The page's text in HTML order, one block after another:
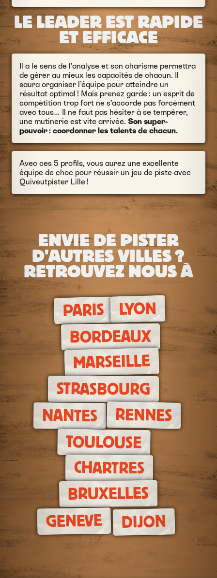
LE LEADER EST RAPIDE
ET EFFICACE
Il a le sens de l’analyse et son charisme permettra
de gérer au mieux les capacités de chacun. Il
saura organiser l’équipe pour atteindre un
résultat optimal ! Mais prenez garde : un esprit de
compétition trop fort ne s’accorde pas forcément
avec tous… Il ne faut pas hésiter à se tempérer,
une mutinerie est vite arrivée. Son super-
pouvoir : coordonner les talents de chacun.
Avec ces 5 profils, vous aurez une excellente
équipe de choc pour réussir un jeu de piste avec
Quiveutpister Lille !
ENVIE DE PISTER
D'AUTRES VILLES ?
RETROUVEZ NOUS À
PARIS LYON
BORDEAUX
MARSEILLE
STRASBOURG
NANTES RENNES
TOULOUSE
CHARTRES
BRUXELLES
GENEVE DIJON